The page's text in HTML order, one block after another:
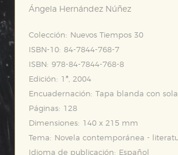
Ángela Hernández Núñez
Colección:
Nuevos Tiempos 30
ISBN-10: 84-7844-768-7
ISBN: 978-84-7844-768-8
Edición: 1ª, 2004
Encuadernación: Tapa blanda con
Páginas: 128
Dimensiones: 140 x 215 mm
Tema:
Novela contemporánea -
Idioma de publicación:
Español